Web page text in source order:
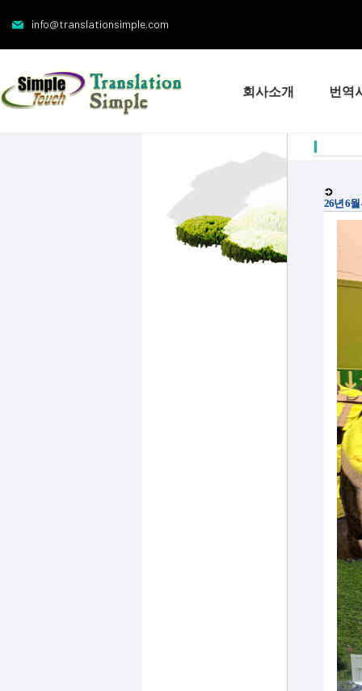
info@translationsimple.com
회사소개 번역
26년 6